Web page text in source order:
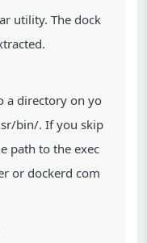
utility. The dock
a directory on yo
bin/. If you skip
path to the exec
or dockerd com